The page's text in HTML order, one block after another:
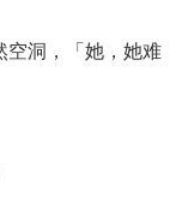
洞，「她，她难